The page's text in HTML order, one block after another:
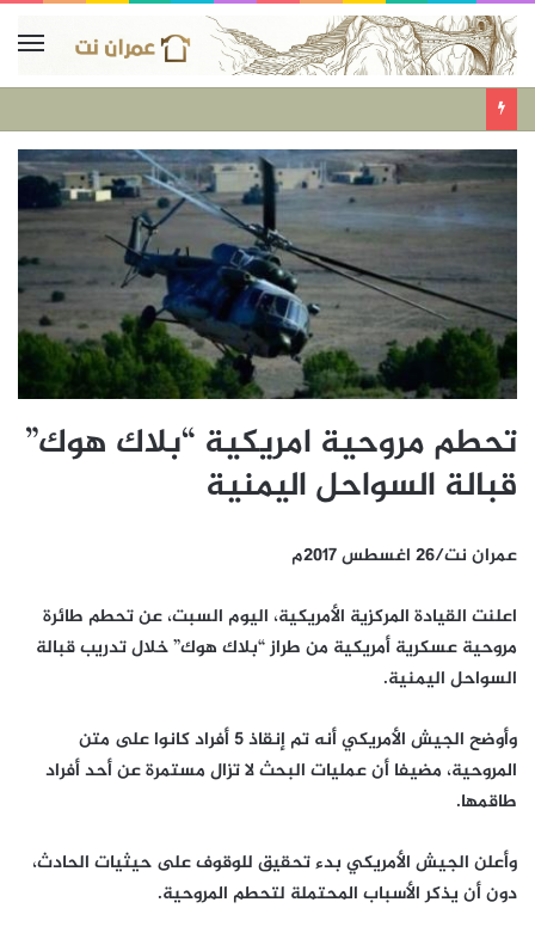
تحطم مروحية امريكية “بلاك هوك”
قبالة السواحل اليمنية
عمران نت/26 اغسطس 2017م
اعلنت القيادة المركزية الأمريكية، اليوم السبت، عن تحطم طائرة
مروحية عسكرية أمريكية من طراز “بلاك هوك” خلال تدريب قبالة
السواحل اليمنية.
وأوضح الجيش الأمريكي أنه تم إنقاذ 5 أفراد كانوا على متن
المروحية، مضيفا أن عمليات البحث لا تزال مستمرة عن أحد أفراد
طاقمها.
وأعلن الجيش الأمريكي بدء تحقيق للوقوف على حيثيات الحادث،
دون أن يذكر الأسباب المحتملة لتحطم المروحية.